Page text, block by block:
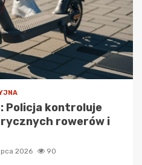
Policja kontroluje
rowerów i
2026 90